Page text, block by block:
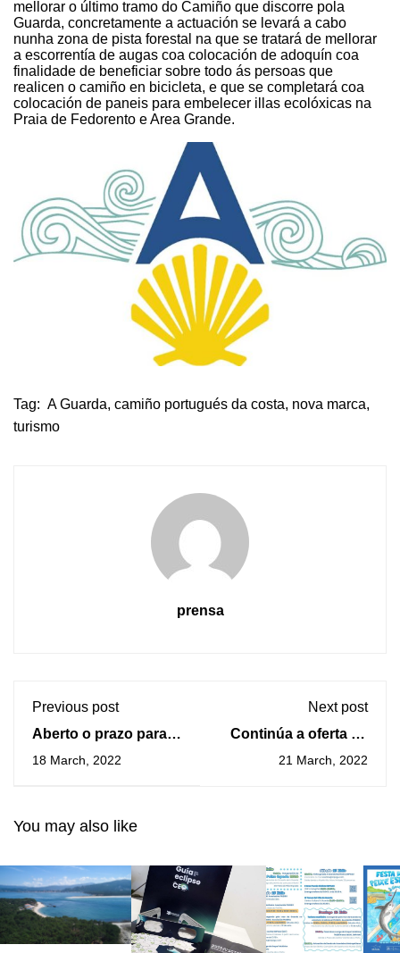
mellorar o último tramo do Camiño que discorre pola
Guarda, concretamente a actuación se levará a cabo
nunha zona de pista forestal na que se tratará de mellorar
a escorrentía de augas coa colocación de adoquín coa
finalidade de beneficiar sobre todo ás persoas que
realicen o camiño en bicicleta, e que se completará coa
colocación de paneis para embelecer illas ecolóxicas na
Praia de Fedorento e Area Grande.
Tag: A Guarda, camiño portugués da costa, nova marca,
turismo
prensa
Previous post
Aberto o prazo para
anotarse ao plan de
da Guarda
18 March, 2022
Next post
Continúa a oferta de
actividades da Omix
21 March, 2022
You may also like